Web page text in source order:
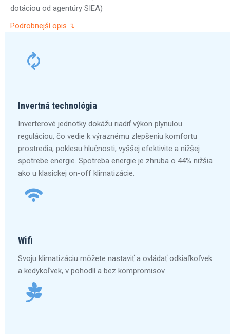
dotáciou od agentúry SIEA)
Podrobnejší opis ↴
Invertná technológia
Inverterové jednotky dokážu riadiť výkon plynulou
reguláciou, čo vedie k výraznému zlepšeniu komfortu
prostredia, poklesu hlučnosti, vyššej efektivite a nižšej
spotrebe energie. Spotreba energie je zhruba o 44% nižšia
ako u klasickej on-off klimatizácie.
Wifi
Svoju klimatizáciu môžete nastaviť a ovládať odkiaľkoľvek
a kedykoľvek, v pohodlí a bez kompromisov.